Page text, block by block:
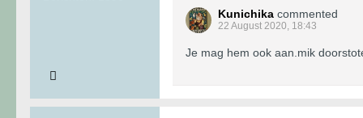
Kunichika commented
22 August 2020, 18:43
Je mag hem ook aan.mik